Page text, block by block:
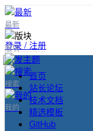
最新
版块
搜索
我的
登录 / 注册
首页
站长论坛
技术文档
精选模板
GitHub